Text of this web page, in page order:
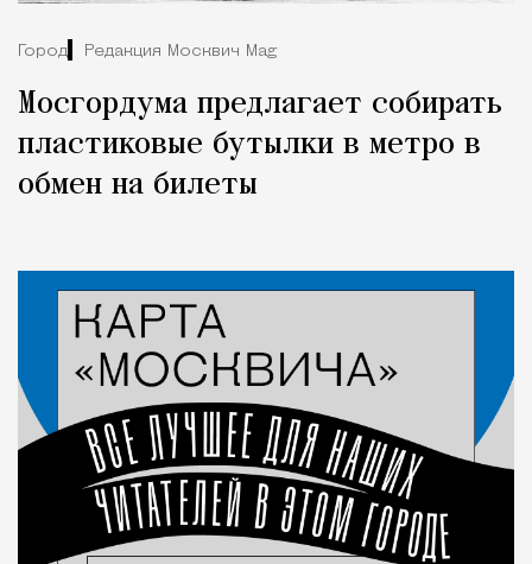
Город Редакция Москвич Mag
Мосгордума предлагает собирать
пластиковые бутылки в метро в
обмен на билеты